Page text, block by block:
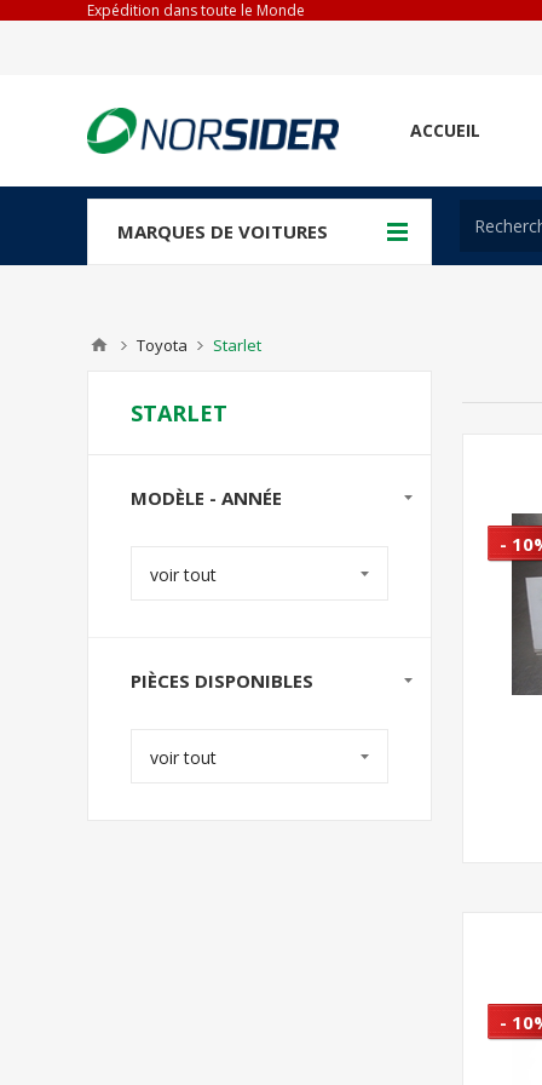
Expédition dans toute le Monde
ACCUEIL
MARQUES DE VOITURES
Toyota Starlet
-
-
STARLET
MODÈLE - ANNÉE
voir tout
PIÈCES DISPONIBLES
voir tout